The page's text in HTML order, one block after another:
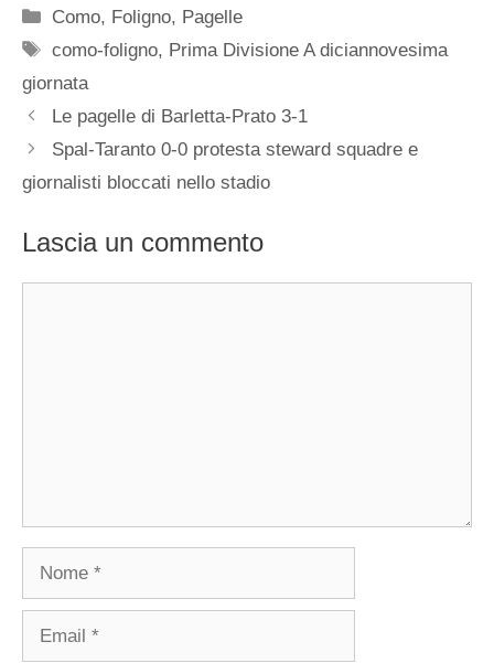
Categorie
Como, Foligno, Pagelle
Tag
como-foligno, Prima Divisione A diciannovesima
giornata
Le pagelle di Barletta-Prato 3-1
Spal-Taranto 0-0 protesta steward squadre e
giornalisti bloccati nello stadio
Lascia un commento
Nome
Email